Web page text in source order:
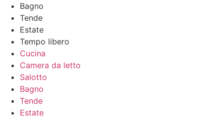
Bagno
Tende
Estate
Tempo libero
Cucina
Camera da letto
Salotto
Bagno
Tende
Estate